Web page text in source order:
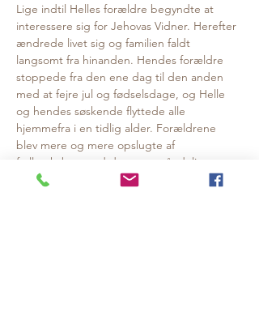
Lige indtil Helles forældre begyndte at
interessere sig for Jehovas Vidner. Herefter
ændrede livet sig og familien faldt
langsomt fra hinanden. Hendes forældre
stoppede fra den ene dag til den anden
med at fejre jul og fødselsdage, og Helle
og hendes søskende flyttede alle
hjemmefra i en tidlig alder. Forældrene
blev mere og mere opslugte af
fællesskabet med deres nye, åndelige
familie mens Helle og hendes søskende